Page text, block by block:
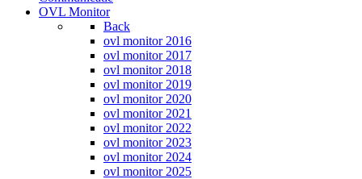
OVL Monitor
Back
ovl monitor 2016
ovl monitor 2017
ovl monitor 2018
ovl monitor 2019
ovl monitor 2020
ovl monitor 2021
ovl monitor 2022
ovl monitor 2023
ovl monitor 2024
ovl monitor 2025